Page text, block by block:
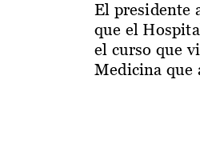
El presidente
que el
el curso que
Medicina que